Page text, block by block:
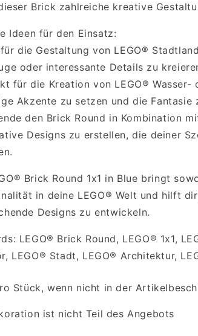
Brick zahlreiche kreative
Ideen für den Einsatz:
die Gestaltung von LEGO®
oder interessante Details zu
für die Kreation von LEGO® Wasser-
Akzente zu setzen und die Fantasie
den Brick Round in Kombination
Designs zu erstellen, die deiner
Brick Round 1x1 in Blue bringt
in deine LEGO® Welt und hilft
Designs zu entwickeln.
LEGO® Brick Round, LEGO® 1x1,
LEGO® Stadt, LEGO® Architektur,
Stück, wenn nicht in der
ist nicht Teil des Angebots